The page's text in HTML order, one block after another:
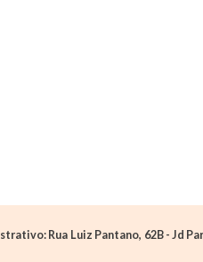
Rua Luiz Pantano, 62B - Jd